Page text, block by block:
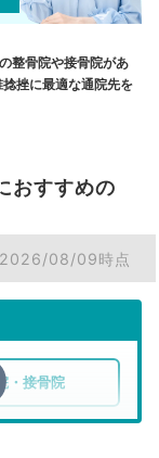
の整骨院や接骨院があ
挫に最適な通院先を
おすすめの
2026/08/09時点
・接骨院